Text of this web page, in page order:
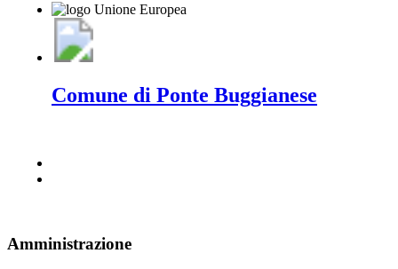
Comune di Ponte Buggianese
Amministrazione